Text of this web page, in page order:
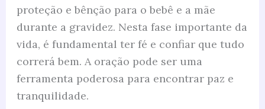
proteção e bênção para o bebê e a mãe
durante a gravidez. Nesta fase importante da
vida, é fundamental ter fé e confiar que tudo
correrá bem. A oração pode ser uma
ferramenta poderosa para encontrar paz e
tranquilidade.